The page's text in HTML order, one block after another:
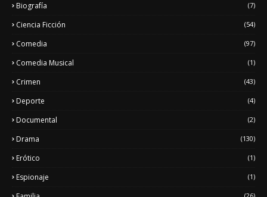
Biografía (7)
Ciencia Ficción (54)
Comedia (97)
Comedia Musical (1)
Crimen (43)
Deporte (4)
Documental (2)
Drama (130)
Erótico (1)
Espionaje (1)